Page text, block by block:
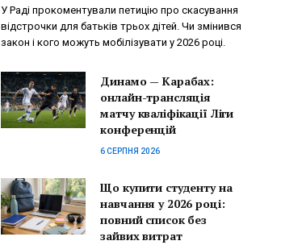
У Раді прокоментували петицію про скасування
відстрочки для батьків трьох дітей. Чи змінився
закон і кого можуть мобілізувати у 2026 році.
Динамо — Карабах:
онлайн-трансляція
матчу кваліфікації Ліги
конференцій
6 СЕРПНЯ 2026
Що купити студенту на
навчання у 2026 році:
повний список без
зайвих витрат